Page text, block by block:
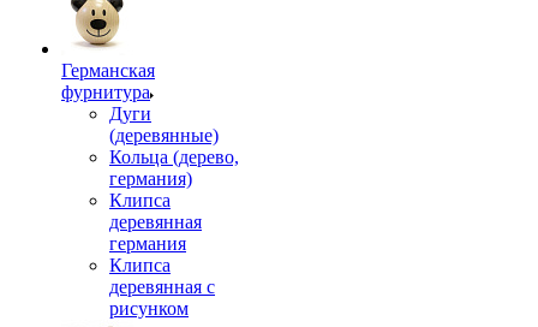
Германская
фурнитура
Дуги
(деревянные)
Кольца (дерево,
германия)
Клипса
деревянная
германия
Клипса
деревянная с
рисунком